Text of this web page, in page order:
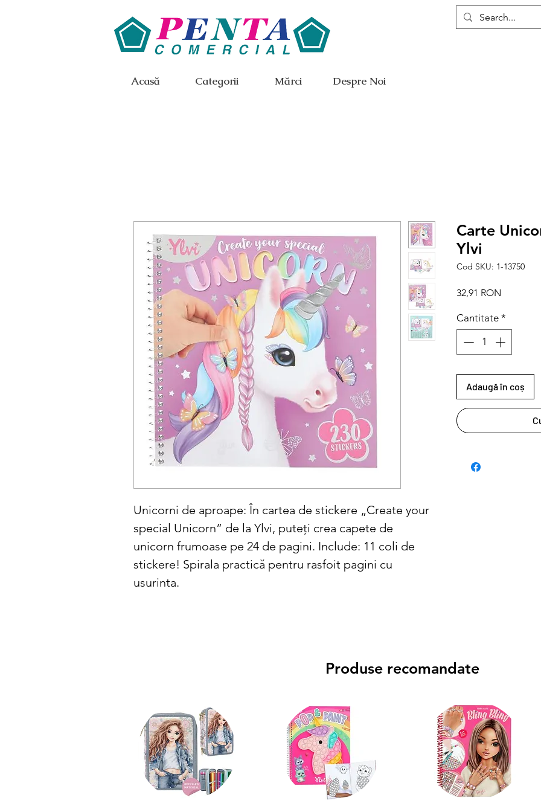
Acasă Categorii Mărci Despre Noi
Unicorni de aproape: În cartea de stickere „Create your
special Unicorn” de la Ylvi, puteți crea capete de
unicorn frumoase pe 24 de pagini. Include: 11 coli de
stickere! Spirala practică pentru rasfoit pagini cu
usurinta.
Carte
Ylvi
Cod SKU: 1-13750
32,91 RON
Cantitate *
Adaugă în coș
Produse recomandate